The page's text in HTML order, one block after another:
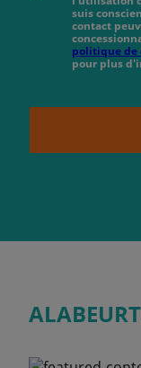
suis
contact
politique
pour plus